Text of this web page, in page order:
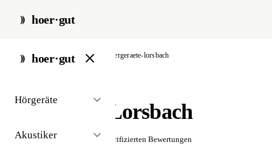
hoer·gut
hoer·gut
Hörgeräte
Akustiker
start / akustiker / köln hoergeraete-lorsbach
Hörgeräte Lorsbach
☆☆☆☆☆ Noch keine verifizierten Bewertungen